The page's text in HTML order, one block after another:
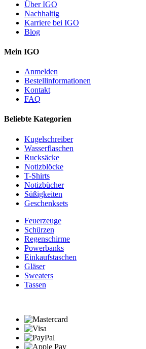
Über IGO
Nachhaltig
Karriere bei IGO
Blog
Mein IGO
Anmelden
Bestellinformationen
Kontakt
FAQ
Beliebte Kategorien
Kugelschreiber
Wasserflaschen
Rucksäcke
Notizblöcke
T-Shirts
Notizbücher
Süßigkeiten
Geschenksets
Feuerzeuge
Schürzen
Regenschirme
Powerbanks
Einkaufstaschen
Gläser
Sweaters
Tassen